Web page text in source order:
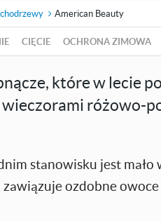
American Beauty
CIĘCIE OCHRONA ZIMOWA
które w lecie
różowo-
stanowisku jest
ozdobne